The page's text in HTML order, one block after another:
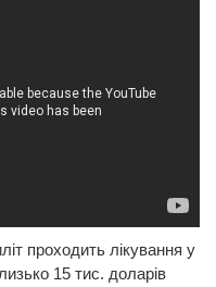
проходить лікування у
15 тис. доларів